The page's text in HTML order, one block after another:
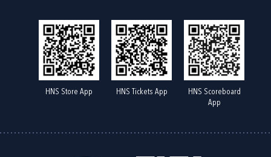
HNS Store App HNS Tickets App
HNS Scoreboard
App